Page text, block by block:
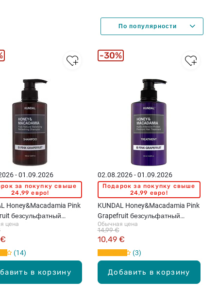
в корзину
- 01.09.2026
за покупку свыше
24,99 евро!
Honey&Macadamia Pink
безсульфатный
для волос, 500мл
цена
14
Добавить в корзину
02.08.2026 - 01.09.2026
Подарок за покупку свыше
24,99 евро!
KUNDAL Honey&Macadamia Pink
Grapefruit безсульфатный
бальзам для волос, 500мл
Обычная цена
10,49 €
14,99 €
3
30%